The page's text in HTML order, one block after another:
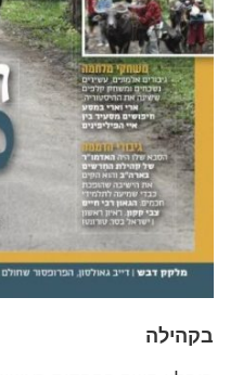
בקהילה